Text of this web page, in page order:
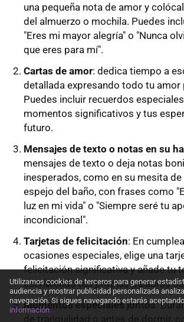
una pequeña nota de amor y
del almuerzo o mochila. Puedes
"Eres mi mayor alegría" o "Nunca
que eres para mí".
Cartas de amor: dedica tiempo a
detallada expresando todo tu amor
Puedes incluir recuerdos
momentos significativos y tus
futuro.
Mensajes de texto o notas en su
mensajes de texto o deja notas
inesperados, como en su mesita de
espejo del baño, con frases como
luz en mi vida" o "Siempre seré tu
incondicional".
Tarjetas de felicitación: En
ocasiones especiales, elige una
felicitación significativa y añade tu
escribiendo tus propias palabras
Momentos especiales juntos:
de tranquilidad o antes de dormir,
Utilizamos cookies de terceros para generar
audiencia y mostrar publicidad personalizada
navegación. Si sigues navegando estarás
información